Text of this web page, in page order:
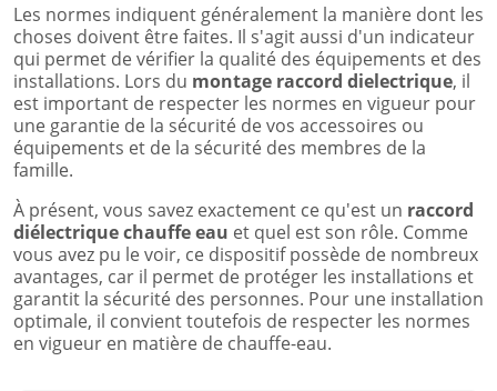
Les normes indiquent généralement la manière dont les
choses doivent être faites. Il s'agit aussi d'un indicateur
qui permet de vérifier la qualité des équipements et des
installations. Lors du montage raccord dielectrique, il
est important de respecter les normes en vigueur pour
une garantie de la sécurité de vos accessoires ou
équipements et de la sécurité des membres de la
famille.
À présent, vous savez exactement ce qu'est un raccord
diélectrique chauffe eau et quel est son rôle. Comme
vous avez pu le voir, ce dispositif possède de nombreux
avantages, car il permet de protéger les installations et
garantit la sécurité des personnes. Pour une installation
optimale, il convient toutefois de respecter les normes
en vigueur en matière de chauffe-eau.